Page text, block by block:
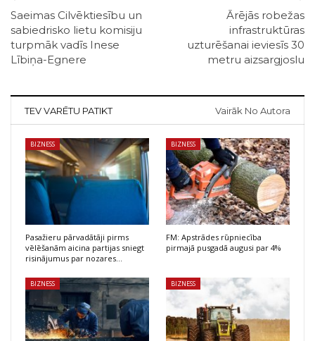
Saeimas Cilvēktiesību un
sabiedrisko lietu komisiju
turpmāk vadīs Inese
Lībiņa-Egnere
Ārējās robežas
infrastruktūras
uzturēšanai ieviesīs 30
metru aizsargjoslu
TEV VARĒTU PATIKT Vairāk No Autora
BIZNESS
Pasažieru pārvadātāji pirms
vēlēšanām aicina partijas sniegt
risinājumus par nozares…
BIZNESS
FM: Apstrādes rūpniecība
pirmajā pusgadā augusi par 4%
BIZNESS BIZNESS